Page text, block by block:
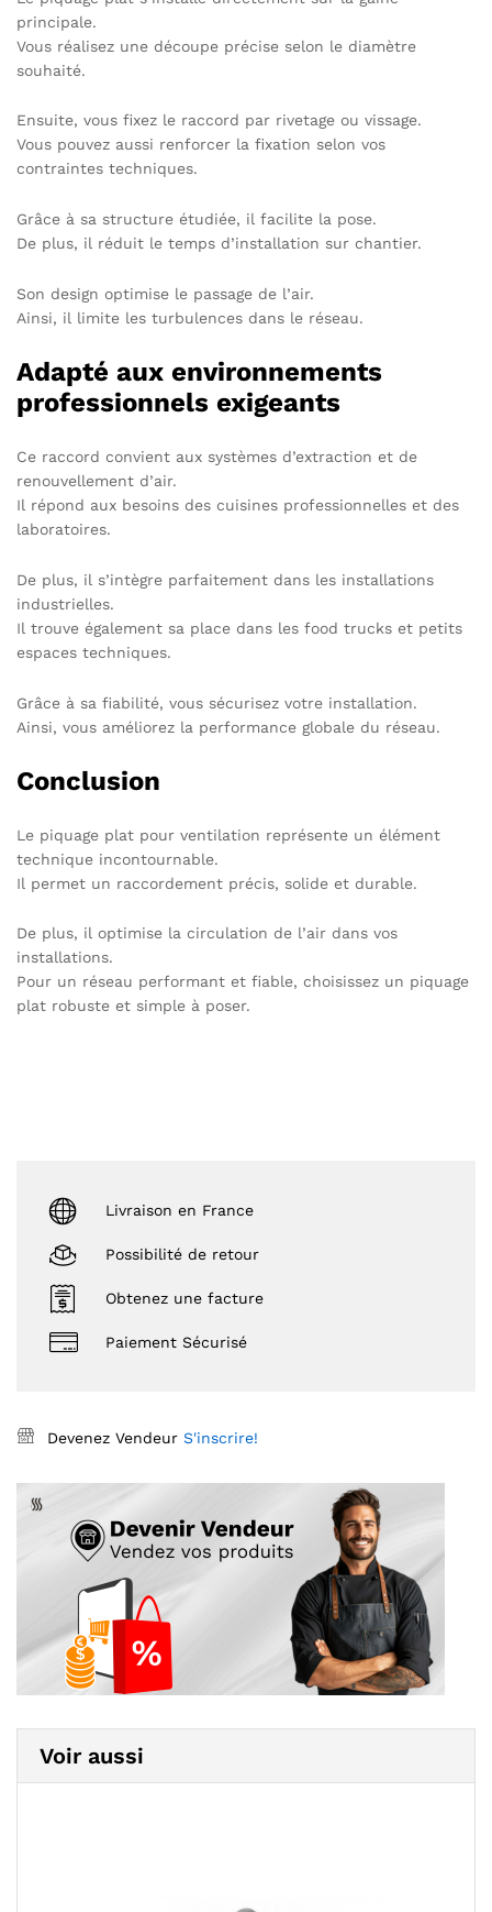
principale.
Vous réalisez une découpe précise selon le diamètre
souhaité.
Ensuite, vous fixez le raccord par rivetage ou vissage.
Vous pouvez aussi renforcer la fixation selon vos
contraintes techniques.
Grâce à sa structure étudiée, il facilite la pose.
De plus, il réduit le temps d’installation sur chantier.
Son design optimise le passage de l’air.
Ainsi, il limite les turbulences dans le réseau.
Adapté aux environnements
professionnels exigeants
Ce raccord convient aux systèmes d’extraction et de
renouvellement d’air.
Il répond aux besoins des cuisines professionnelles et des
laboratoires.
De plus, il s’intègre parfaitement dans les installations
industrielles.
Il trouve également sa place dans les food trucks et petits
espaces techniques.
Grâce à sa fiabilité, vous sécurisez votre installation.
Ainsi, vous améliorez la performance globale du réseau.
Conclusion
Le piquage plat pour ventilation représente un élément
technique incontournable.
Il permet un raccordement précis, solide et durable.
De plus, il optimise la circulation de l’air dans vos
installations.
Pour un réseau performant et fiable, choisissez un piquage
plat robuste et simple à poser.
Livraison en France
Possibilité de retour
Obtenez une facture
Paiement Sécurisé
Devenez Vendeur S'inscrire!
Voir aussi